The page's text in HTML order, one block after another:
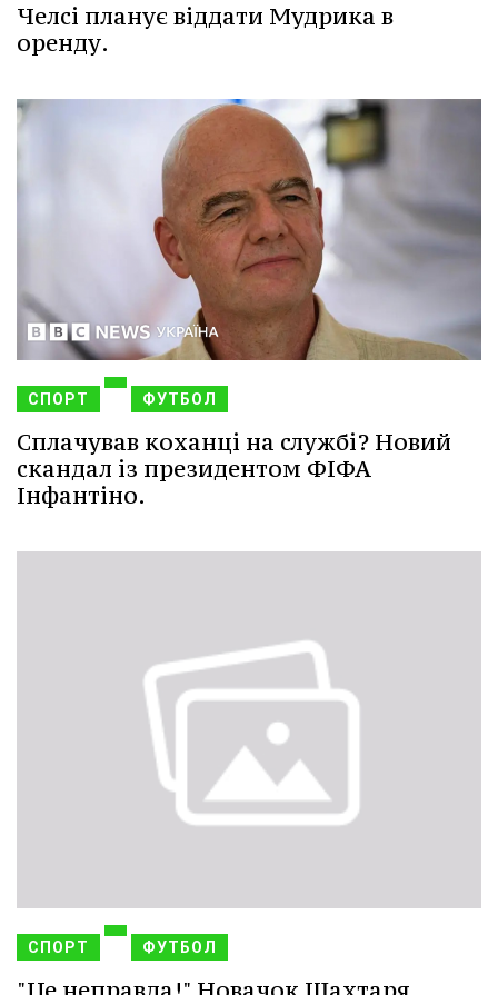
Челсі планує віддати Мудрика в
оренду.
СПОРТ ФУТБОЛ
Сплачував коханці на службі? Новий
скандал із президентом ФІФА
Інфантіно.
СПОРТ ФУТБОЛ